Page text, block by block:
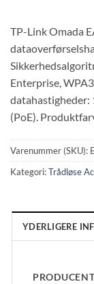
TP-Link Omada
Enterprise,
datahastigheder:
(PoE).
Varenummer (SKU):
Kategori:Trådløse
YDERLIGERE